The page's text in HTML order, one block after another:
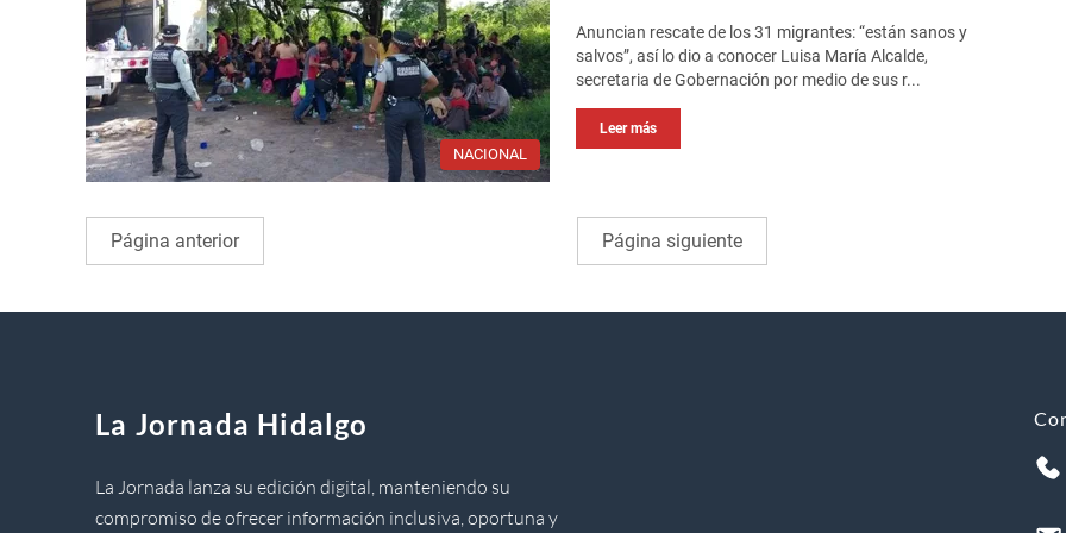
NACIONAL
Anuncian rescate de los 31 migrantes: “están sanos y
salvos”, así lo dio a conocer Luisa María Alcalde,
secretaria de Gobernación por medio de sus r...
Leer más
Página anterior Página siguiente
La Jornada Hidalgo
La Jornada lanza su edición digital, manteniendo su
compromiso de ofrecer información inclusiva, oportuna y